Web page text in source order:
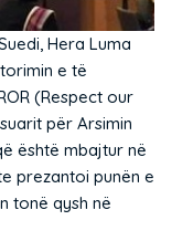
Hera Luma
e të
(Respect our
për Arsimin
është mbajtur në
prezantoi punën e
tonë qysh në